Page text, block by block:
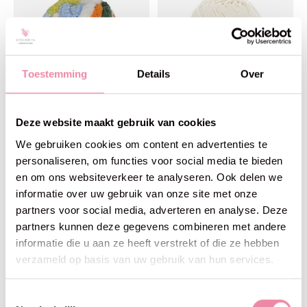
Toestemming Details Over
Deze website maakt gebruik van cookies
We gebruiken cookies om content en advertenties te
personaliseren, om functies voor social media te bieden
en om ons websiteverkeer te analyseren. Ook delen we
informatie over uw gebruik van onze site met onze
partners voor social media, adverteren en analyse. Deze
partners kunnen deze gegevens combineren met andere
informatie die u aan ze heeft verstrekt of die ze hebben
verzameld op basis van uw gebruik van hun services.
Scheepjes
Big Dreams -Scheepjes -710
Over the rainbow
€9,95
Scheepjes
Catona (100gr) 105-Bridal
White
€5,99